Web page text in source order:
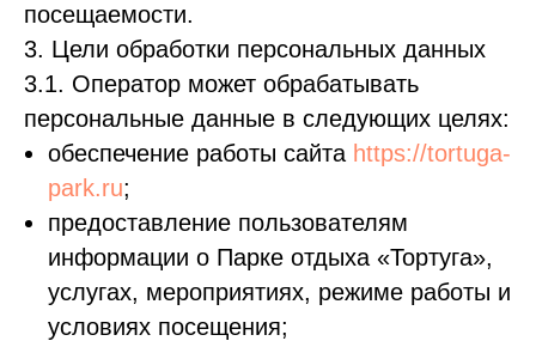
посещаемости.
3. Цели обработки персональных данных
3.1. Оператор может обрабатывать
персональные данные в следующих целях:
обеспечение работы сайта https://tortuga-
park.ru;
предоставление пользователям
информации о Парке отдыха «Тортуга»,
услугах, мероприятиях, режиме работы и
условиях посещения;